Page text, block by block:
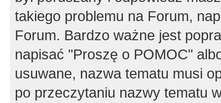
takiego problemu na Forum,
Forum. Bardzo ważne jest
napisać "Proszę o POMOC"
usuwane, nazwa tematu musi
po przeczytaniu nazwy tematu